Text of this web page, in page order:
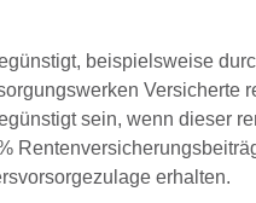
beispielsweise
Versicherte
sein, wenn dieser
erhalten.